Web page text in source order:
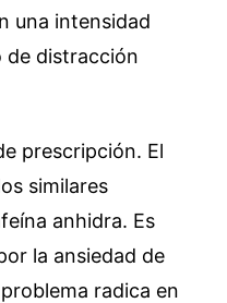
una intensidad
de distracción
prescripción. El
similares
anhidra. Es
la ansiedad de
radica en